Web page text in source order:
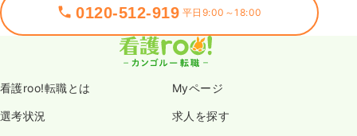
0120-512-919 平日9:00～18:00
看護roo!転職とは Myページ
選考状況 求人を探す